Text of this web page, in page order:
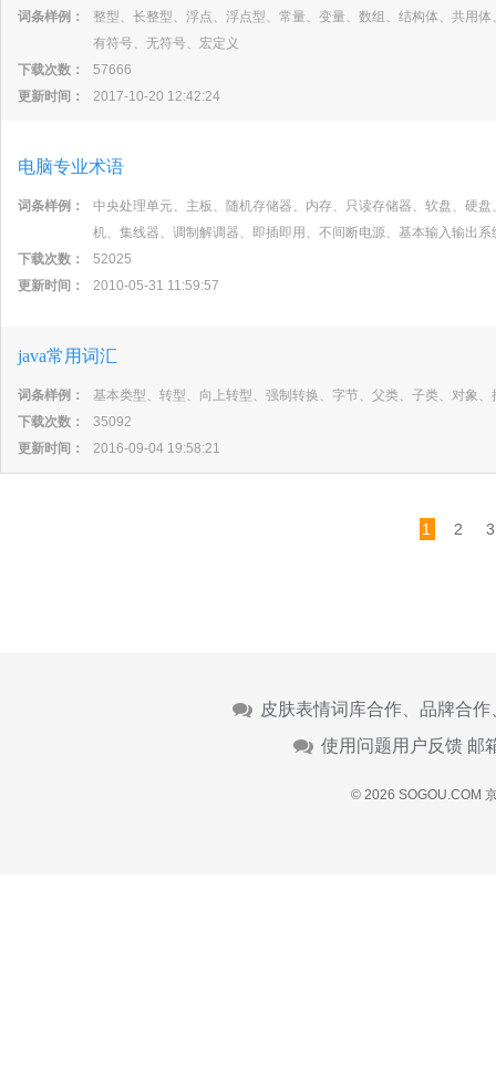
词条样例：
整型、长整型、浮点、浮点型、常量、变量、数组、结构体、共用
有符号、无符号、宏定义
下载次数：
57666
更新时间：
2017-10-20 12:42:24
电脑专业术语
词条样例：
中央处理单元、主板、随机存储器、内存、只读存储器、软盘、硬
机、集线器、调制解调器、即插即用、不间断电源、基本输入输出系
下载次数：
52025
更新时间：
2010-05-31 11:59:57
java常用词汇
词条样例：
基本类型、转型、向上转型、强制转换、字节、父类、子类、对象、
下载次数：
35092
更新时间：
2016-09-04 19:58:21
1 2 3
皮肤表情词库合作、品牌合
使用问题用户反馈 邮
© 2026 SOGOU.COM